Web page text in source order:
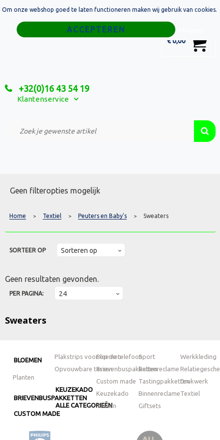
€ 0,00
+32(0)16 43 54 19
Klantenservice
Home
Relatiegeschenken
Custom Made Projecten
Geen filteropties mogelijk
Home > Textiel > Peuters en Baby's > Sweaters
SORTEER OP
Geen resultaten gevonden.
PER PAGINA:
Sweaters
BLOEMEN
Planten
BRIEVENBUSPAKKETTEN
CUSTOM MADE
Plakstrips voor op de telefoon
Opvouwbare tassen
KEUZEKADO
ALLE CATEGORIEËN
Bloemen
Brievenbuspakketten
Custom made
Keuzekado
Tassen
Sport
Buitenreclame
Tastingpakketten
Binnenreclame
Giftsets
Werkkleding
Drukwerk
Textiel
Om onze webshop goed te laten functioneren maken wij gebruik van cookies.